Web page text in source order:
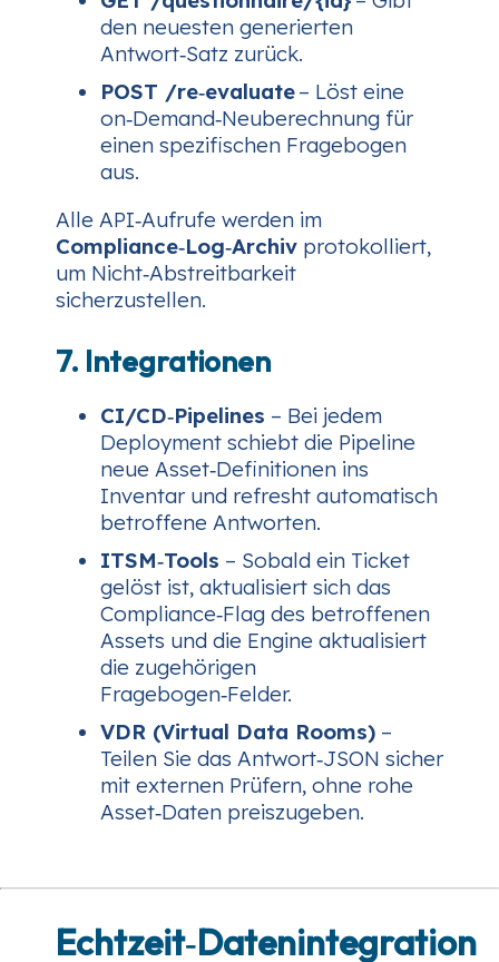
den neuesten generierten
Antwort‑Satz zurück.
POST /re‑evaluate– Löst eine
on‑Demand‑Neuberechnung für
einen spezifischen Fragebogen
aus.
Alle API‑Aufrufe werden im
Compliance‑Log‑Archiv protokolliert,
um Nicht‑Abstreitbarkeit
sicherzustellen.
7. Integrationen
CI/CD‑Pipelines – Bei jedem
Deployment schiebt die Pipeline
neue Asset‑Definitionen ins
Inventar und refresht automatisch
betroffene Antworten.
ITSM‑Tools – Sobald ein Ticket
gelöst ist, aktualisiert sich das
Compliance‑Flag des betroffenen
Assets und die Engine aktualisiert
die zugehörigen
Fragebogen‑Felder.
VDR (Virtual Data Rooms) –
Teilen Sie das Antwort‑JSON sicher
mit externen Prüfern, ohne rohe
Asset‑Daten preiszugeben.
Echtzeit‑Datenintegration